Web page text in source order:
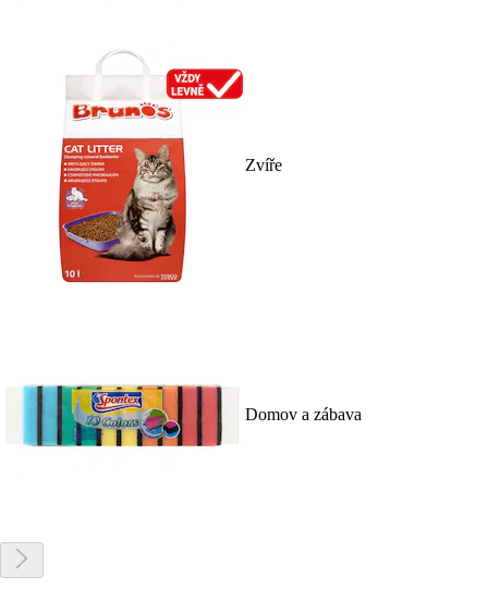
Zvíře
Domov a zábava